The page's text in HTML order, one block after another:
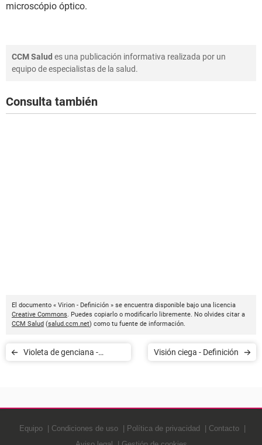
microscópio óptico.
CCM Salud es una publicación informativa realizada por un
equipo de especialistas de la salud.
Consulta también
El documento « Virion - Definición » se encuentra disponible bajo una licencia
Creative Commons. Puedes copiarlo o modificarlo libremente. No olvides citar a
CCM Salud (salud.ccm.net) como tu fuente de información.
Violeta de genciana -
Visión ciega - Definición
Equipo Condiciones de uso Política de privacidad
Contacto